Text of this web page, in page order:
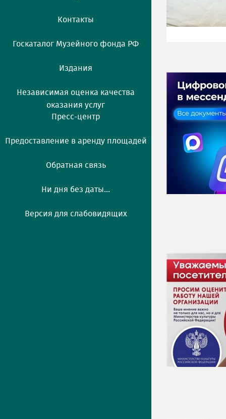
Контакты
Госкаталог Музейного фонда РФ
Издания
Независимая оценка качества
оказания услуг
Пресс-центр
Предоставление в аренду площадей
Обратная связь
Ни дня без даты...
Версия для слабовидящих